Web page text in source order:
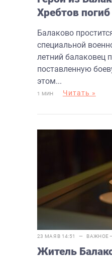
Хребтов
Балаково
специальной
летний балаковец
поставленную
этом...
1 МИН Читать »
23 МАЯ В 14:51 — ВАЖНОЕ
Житель